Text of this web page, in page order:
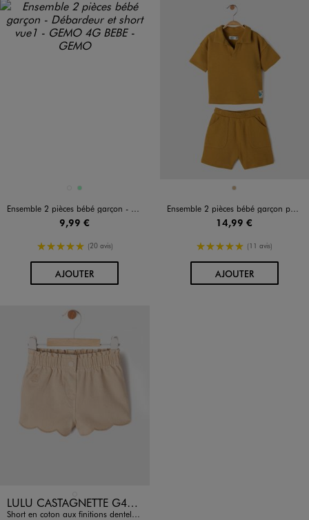
Disponible en 2 coloris
BLANCVERT CLAIR
Ensemble 2 pièces bébé garçon - Débardeur et short
9,99 €
5/5 de moyenne
(20 avis)
AJOUTERAU PANIER
Disponible en 1 coloris
OCRE
Ensemble 2 pièces bébé garçon polo et short
14,99 €
5/5 de moyenne
(11 avis)
AJOUTERAU PANIER
Disponible en 1 coloris LULU CASTAGNETTE G4G D
Short en coton aux finitions dentelées bébé fille - LuluCastagnette